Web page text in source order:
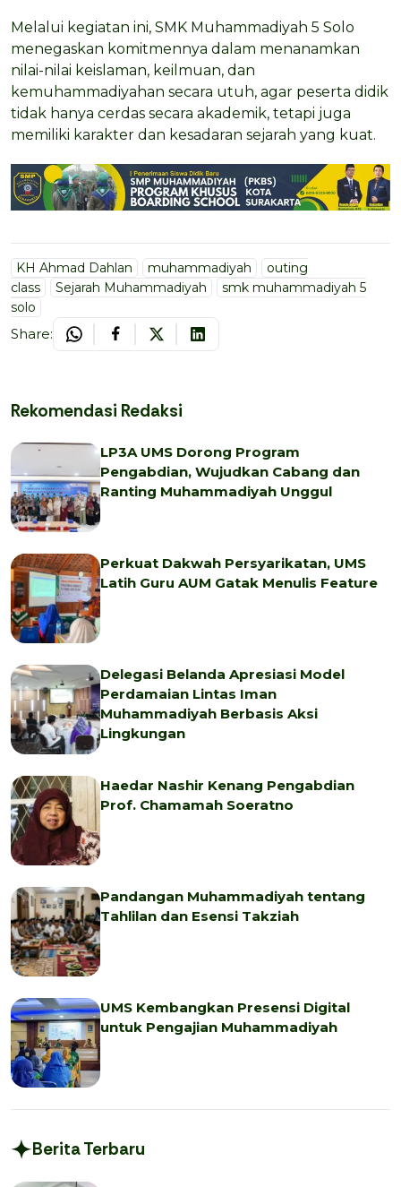
Melalui kegiatan ini, SMK Muhammadiyah 5 Solo
menegaskan komitmennya dalam menanamkan
nilai-nilai keislaman, keilmuan, dan
kemuhammadiyahan secara utuh, agar peserta didik
tidak hanya cerdas secara akademik, tetapi juga
memiliki karakter dan kesadaran sejarah yang kuat.
KH Ahmad Dahlan muhammadiyah
outing
class
Sejarah Muhammadiyah
smk muhammadiyah 5
solo
Share:
Rekomendasi Redaksi
LP3A UMS Dorong Program
Pengabdian, Wujudkan Cabang dan
Ranting Muhammadiyah Unggul
Perkuat Dakwah Persyarikatan, UMS
Latih Guru AUM Gatak Menulis Feature
Delegasi Belanda Apresiasi Model
Perdamaian Lintas Iman
Muhammadiyah Berbasis Aksi
Lingkungan
Haedar Nashir Kenang Pengabdian
Prof. Chamamah Soeratno
Pandangan Muhammadiyah tentang
Tahlilan dan Esensi Takziah
UMS Kembangkan Presensi Digital
untuk Pengajian Muhammadiyah
Berita Terbaru